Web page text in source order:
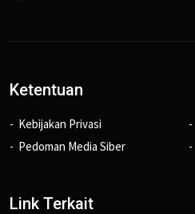
Ketentuan
Kebijakan Privasi
Pedoman Media Siber
Link Terkait